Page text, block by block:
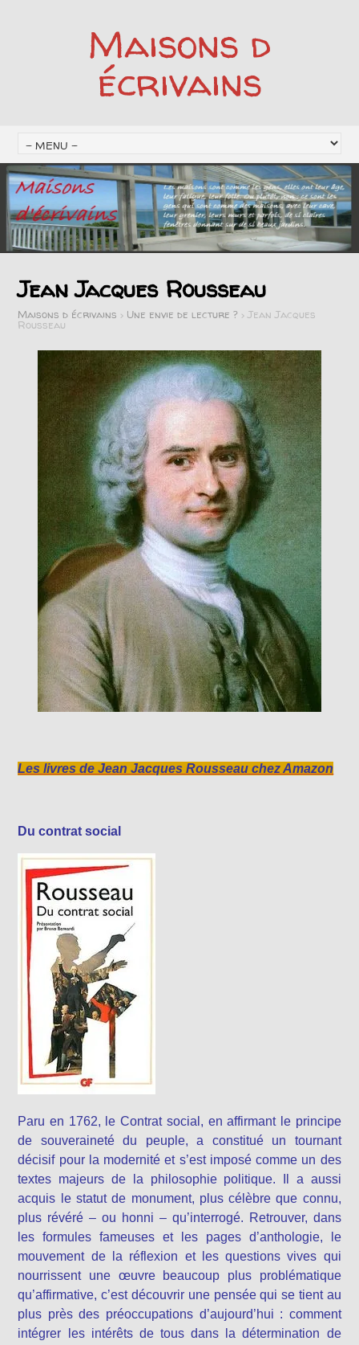
Maisons d
écrivains
Jean Jacques Rousseau
Maisons d écrivains > Une envie de lecture ? >Jean Jacques
Rousseau
Les livres de Jean Jacques Rousseau chez Amazon
Du contrat social
Paru en 1762, le Contrat social, en affirmant le principe
de souveraineté du peuple, a constitué un tournant
décisif pour la modernité et s’est imposé comme un des
textes majeurs de la philosophie politique. Il a aussi
acquis le statut de monument, plus célèbre que connu,
plus révéré – ou honni – qu’interrogé. Retrouver, dans
les formules fameuses et les pages d’anthologie, le
mouvement de la réflexion et les questions vives qui
nourrissent une œuvre beaucoup plus problématique
qu’affirmative, c’est découvrir une pensée qui se tient au
plus près des préoccupations d’aujourd’hui : comment
intégrer les intérêts de tous dans la détermination de